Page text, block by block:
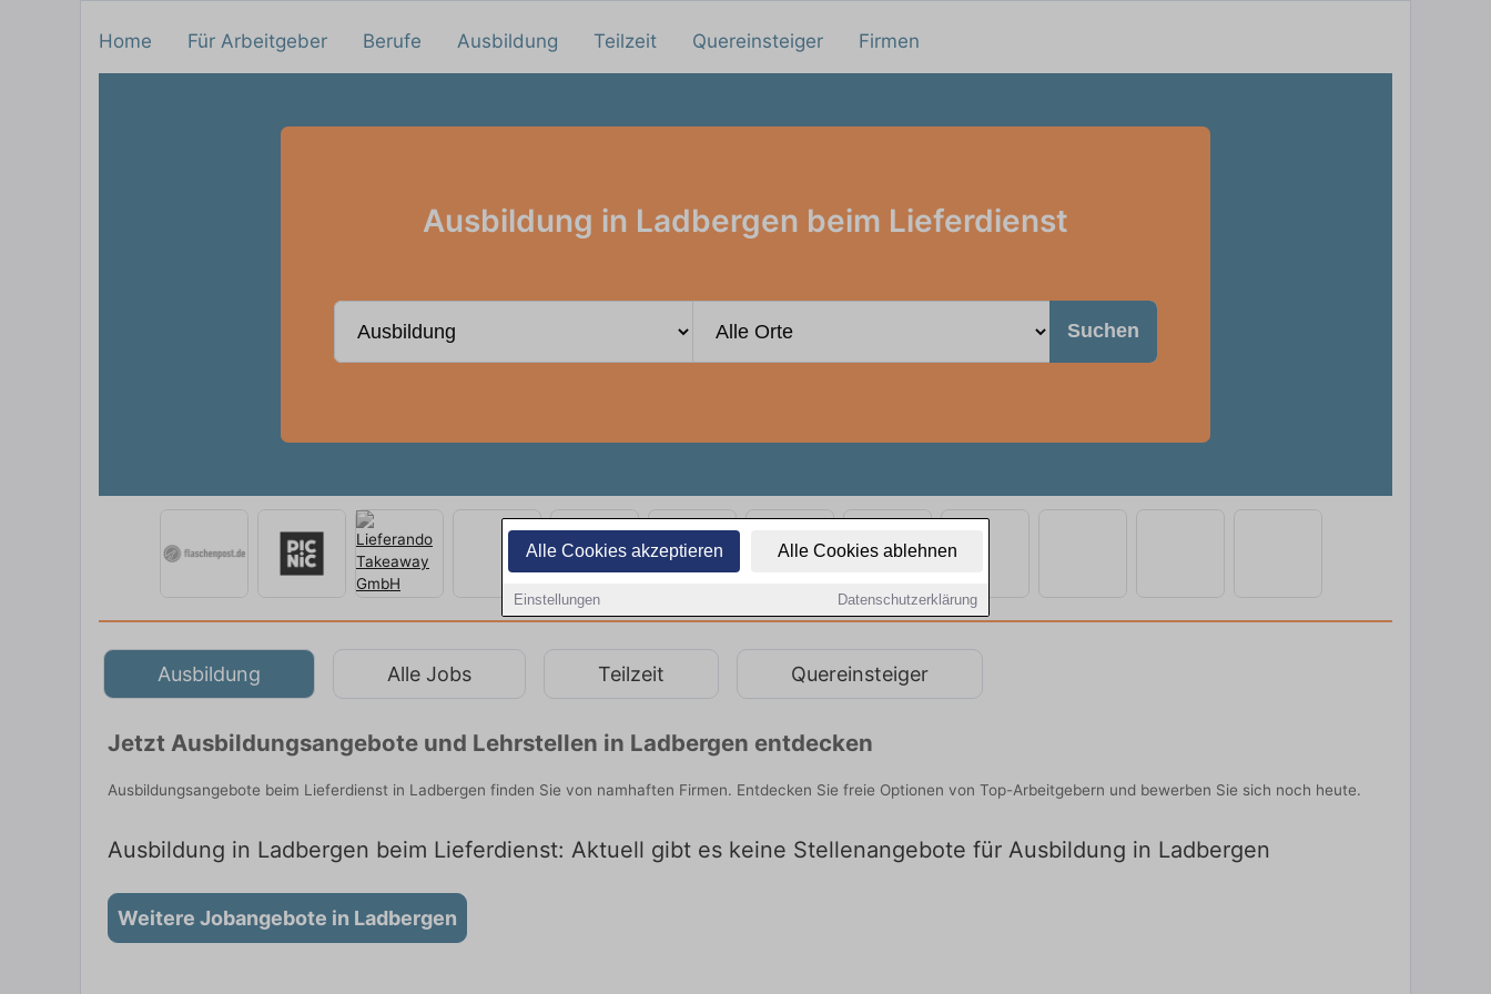
Alle Cookies akzeptieren Alle Cookies ablehnen
Einstellungen Datenschutzerklärung
Home Für Arbeitgeber Berufe Ausbildung Teilzeit Quereinsteiger Firmen
Ausbildung in Ladbergen beim Lieferdienst
Suchen
Ausbildung Alle Jobs Teilzeit Quereinsteiger
Jetzt Ausbildungsangebote und Lehrstellen in Ladbergen entdecken
Ausbildungsangebote beim Lieferdienst in Ladbergen finden Sie von namhaften Firmen. Entdecken Sie freie Optionen von Top-Arbeitgebern und bewerben Sie sich noch heute.
Ausbildung in Ladbergen beim Lieferdienst: Aktuell gibt es keine Stellenangebote für Ausbildung in Ladbergen
Weitere Jobangebote in Ladbergen